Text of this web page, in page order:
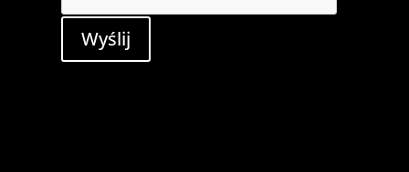
Wyślij